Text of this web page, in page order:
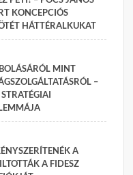
KONCEPCIÓS
HÁTTÉRALKUKAT
MINT
–
A
A FIDESZ